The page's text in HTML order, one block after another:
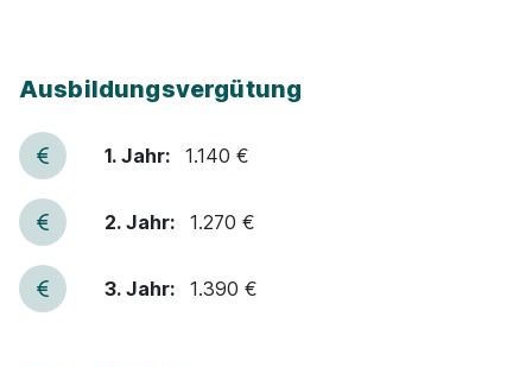
Ausbildungsvergütung
1. Jahr: 1.140 €
2. Jahr: 1.270 €
3. Jahr: 1.390 €